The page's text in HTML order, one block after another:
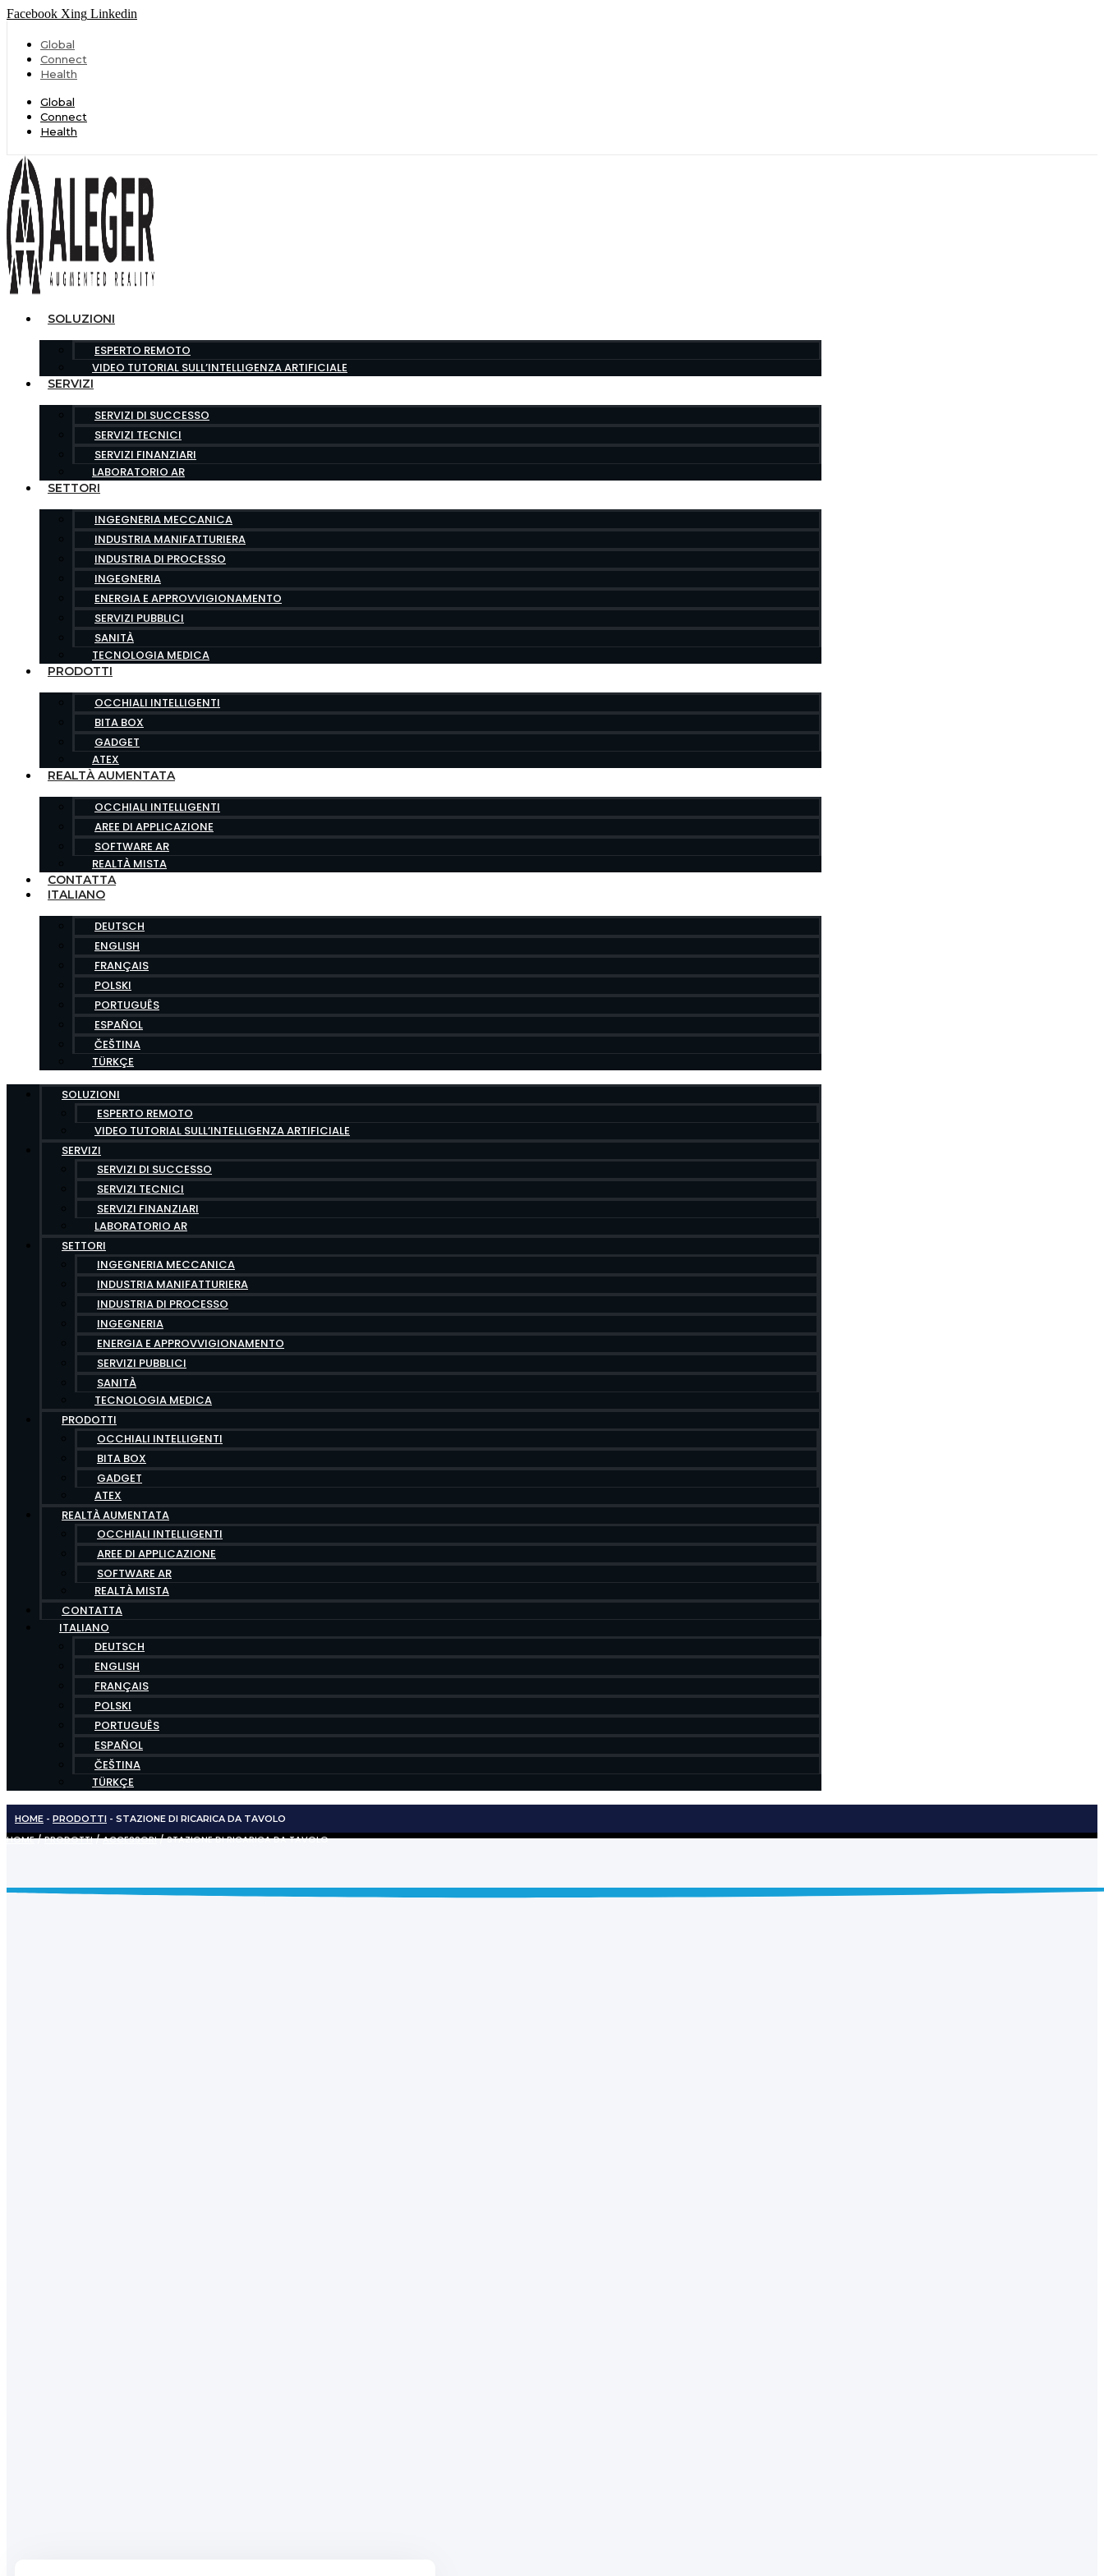
Facebook Xing Linkedin
Global
Connect
Health
Global
Connect
Health
SOLUZIONI
ESPERTO REMOTO
VIDEO TUTORIAL SULL’INTELLIGENZA ARTIFICIALE
SERVIZI
SERVIZI DI SUCCESSO
SERVIZI TECNICI
SERVIZI FINANZIARI
LABORATORIO AR
SETTORI
INGEGNERIA MECCANICA
INDUSTRIA MANIFATTURIERA
INDUSTRIA DI PROCESSO
INGEGNERIA
ENERGIA E APPROVVIGIONAMENTO
SERVIZI PUBBLICI
SANITÀ
TECNOLOGIA MEDICA
PRODOTTI
OCCHIALI INTELLIGENTI
BITA BOX
GADGET
ATEX
REALTÀ AUMENTATA
OCCHIALI INTELLIGENTI
AREE DI APPLICAZIONE
SOFTWARE AR
REALTÀ MISTA
CONTATTA
ITALIANO
DEUTSCH
ENGLISH
FRANÇAIS
POLSKI
PORTUGUÊS
ESPAÑOL
ČEŠTINA
TÜRKÇE
SOLUZIONI
ESPERTO REMOTO
VIDEO TUTORIAL SULL’INTELLIGENZA ARTIFICIALE
SERVIZI
SERVIZI DI SUCCESSO
SERVIZI TECNICI
SERVIZI FINANZIARI
LABORATORIO AR
SETTORI
INGEGNERIA MECCANICA
INDUSTRIA MANIFATTURIERA
INDUSTRIA DI PROCESSO
INGEGNERIA
ENERGIA E APPROVVIGIONAMENTO
SERVIZI PUBBLICI
SANITÀ
TECNOLOGIA MEDICA
PRODOTTI
OCCHIALI INTELLIGENTI
BITA BOX
GADGET
ATEX
REALTÀ AUMENTATA
OCCHIALI INTELLIGENTI
AREE DI APPLICAZIONE
SOFTWARE AR
REALTÀ MISTA
CONTATTA
ITALIANO
DEUTSCH
ENGLISH
FRANÇAIS
POLSKI
PORTUGUÊS
ESPAÑOL
ČEŠTINA
TÜRKÇE
HOME - PRODOTTI - STAZIONE DI RICARICA DA TAVOLO
HOME/PRODOTTI/ACCESSORI/ STAZIONE DI RICARICA DA TAVOLO